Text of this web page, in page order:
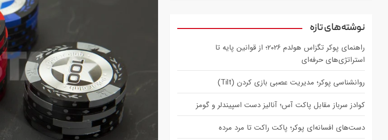
c
نوشته‌های تازه
راهنمای پوکر تگزاس هولدم ۲۰۲۶؛ از قوانین پایه تا
استراتژی‌های حرفه‌ای
روانشناسی پوکر؛ مدیریت عصبی بازی کردن (Tilt)
کوادز سرباز مقابل پاکت آس؛ آنالیز دست اسپیندلر و گومز
دست‌های افسانه‌ای پوکر؛ پاکت راکت تا مرد مرده